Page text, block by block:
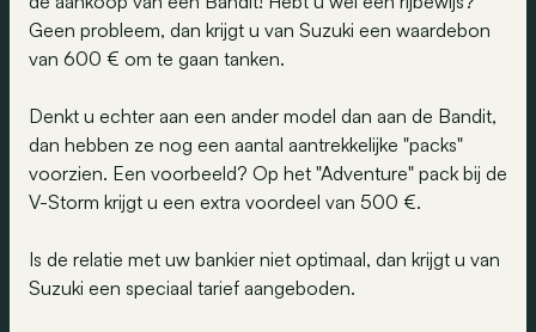
Geen probleem, dan krijgt u van Suzuki een waardebon
van 600 € om te gaan tanken.
Denkt u echter aan een ander model dan aan de Bandit,
dan hebben ze nog een aantal aantrekkelijke "packs"
voorzien. Een voorbeeld? Op het "Adventure" pack bij de
V-Storm krijgt u een extra voordeel van 500 €.
Is de relatie met uw bankier niet optimaal, dan krijgt u van
Suzuki een speciaal tarief aangeboden.